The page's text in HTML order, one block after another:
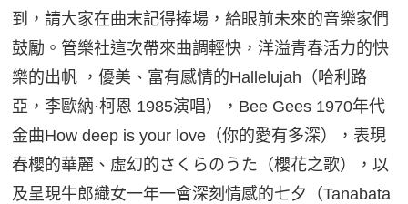
到，請大家在曲末記得捧場，給眼前未來的音樂家們
鼓勵。管樂社這次帶來曲調輕快，洋溢青春活力的快
樂的出帆 ，優美、富有感情的Hallelujah（哈利路
亞，李歐納·柯恩 1985演唱），Bee Gees 1970年代
金曲How deep is your love（你的愛有多深），表現
春櫻的華麗、虛幻的さくらのうた（櫻花之歌），以
及呈現牛郎織女一年一會深刻情感的七夕（Tanabata